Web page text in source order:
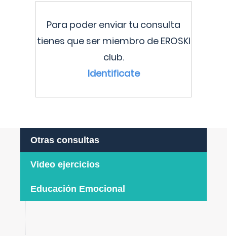
Para poder enviar tu consulta
tienes que ser miembro de EROSKI
club.
Identificate
Otras consultas
Video ejercicios
Educación Emocional